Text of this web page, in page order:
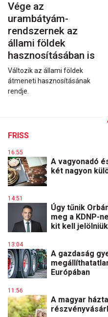
Vége az
urambátyám-
rendszernek az
állami földek
hasznosításában is
Változik az állami földek
átmeneti hasznosításának
rendje.
FRISS
16:55
A vagyonadó
két nagyon
14:51
Úgy tűnik
meg a KDNP-
kit kell jelölniük
13:04
A gazdaság
Európában
11:56
A magyar